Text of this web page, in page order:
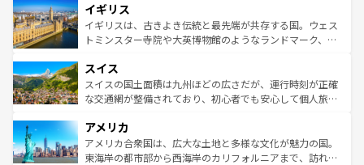
いる。シャンパンの発祥地であるランス、プロヴァンスの
香り高いラベンダー畑など、多彩な楽しみ方が可能だ。さ
らに、パリ以外の地域にも魅力が溢れており、どの街角に
れる地方に足を運ぶとそれぞれで全く異なる文化を体験で
きるだろう。 なお、新着のフランス情報はコンテンツ一覧
を参照してほしい。
顔を持つこの国は、どこを歩いても飽きることがない。ベ
ルリンの文化的活気、バイエルン州のアルプスの絶景、そ
してライン川沿いのワイン畑といった風景は必見。ビール
は、お酒好きな人にはぜひ体験してほしい。 なお、新着の
ドイツ情報はコンテンツ一覧を参照してほしい。
イギリス
イギリスは、古きよき伝統と最先端が共存する国。ウェス
トミンスター寺院や大英博物館のようなランドマーク、歴
リアごとに異なる魅力がある。また、優雅なアフタヌーン
ティー、ビール好きにはたまらない英国パブ、サッカー観
戦など、本場だからこそできる体験も豊富。イギリスを旅
ンツ一覧を参照してほしい。
スイス
スイスの国土面積は九州ほどの広さだが、運行時刻が正確
な交通網が整備されており、初心者でも安心して個人旅行
の建物がそのまま残る町や、スイスならではのユニークな
博物館もあり、アルプス観光だけでなく町歩きも満喫する
ことができる。国民の所得が高いため物価も高いが、旅行
アメリカ
アメリカ合衆国は、広大な土地と多様な文化が魅力の国。
東海岸の都市部から西海岸のカリフォルニアまで、訪れる